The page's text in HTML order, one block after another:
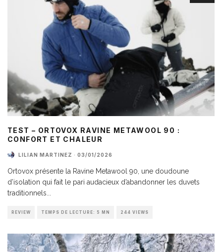
TEST – ORTOVOX RAVINE METAWOOL 90 :
CONFORT ET CHALEUR
LILIAN MARTINEZ · 03/01/2026
Ortovox présente la Ravine Metawool 90, une doudoune
d’isolation qui fait le pari audacieux d’abandonner les duvets
traditionnels...
REVIEW TEMPS DE LECTURE: 5 MN 244 VIEWS